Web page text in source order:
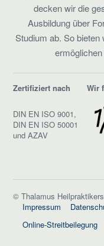
decken wir die
Ausbildung über
Studium ab. So
Zertifiziert nach
DIN EN ISO 9001,
DIN EN ISO 50001
und AZAV
Wir
© Thalamus
Impressum
Online-Streitbeilegung